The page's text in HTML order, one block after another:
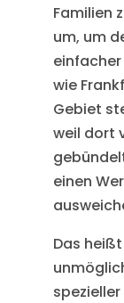
Familien
um, um
wie
Gebiet
weil dort
einen
Das